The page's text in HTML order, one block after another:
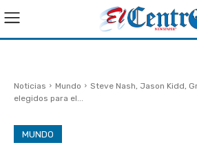
Noticias Mundo
Steve Nash, Jason Kidd,
elegidos para el...
MUNDO